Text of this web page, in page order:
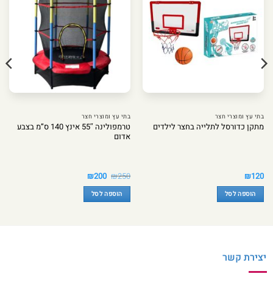
בתי עץ ומוצרי חצר
מתקן כדורסל לתלייה בחצר לילדים
₪120
הוספה לסל
בתי עץ ומוצרי חצר
טרמפולינה 55″ אינץ 140 ס”מ בצבע
אדום
₪250 המחיר
המקורי
היה:
₪250.
₪200 המחיר
הנוכחי
הוא:
₪200. הוספה לסל
יצירת קשר